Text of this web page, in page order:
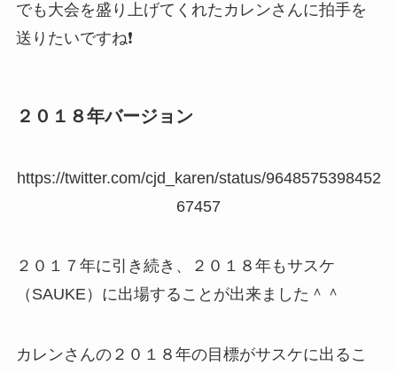
でも大会を盛り上げてくれたカレンさんに拍手を
送りたいですね❗
２０１８年バージョン
https://twitter.com/cjd_karen/status/9648575398452
67457
２０１７年に引き続き、２０１８年もサスケ
（SAUKE）に出場することが出来ました＾＾
カレンさんの２０１８年の目標がサスケに出るこ